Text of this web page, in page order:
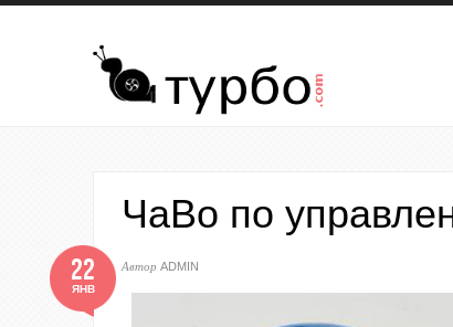
Перейти к основному содержанию
ЧаВо по
Автор ADMIN
22
ЯНВ